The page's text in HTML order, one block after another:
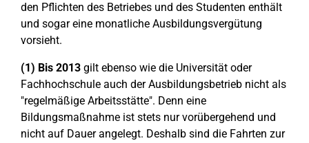
den Pflichten des Betriebes und des Studenten enthält
und sogar eine monatliche Ausbildungsvergütung
vorsieht.
(1) Bis 2013 gilt ebenso wie die Universität oder
Fachhochschule auch der Ausbildungsbetrieb nicht als
"regelmäßige Arbeitsstätte". Denn eine
Bildungsmaßnahme ist stets nur vorübergehend und
nicht auf Dauer angelegt. Deshalb sind die Fahrten zur